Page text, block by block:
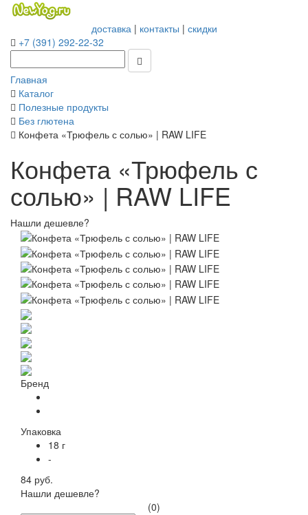
доставка| контакты | скидки
+7 (391) 292-22-32
Главная
Каталог
Полезные продукты
Без глютена
Конфета «Трюфель с солью» | RAW LIFE
Конфета «Трюфель с
солью» | RAW LIFE
Нашли дешевле?
Бренд
Упаковка
18 г
-
84 руб.
Нашли дешевле?
(0)